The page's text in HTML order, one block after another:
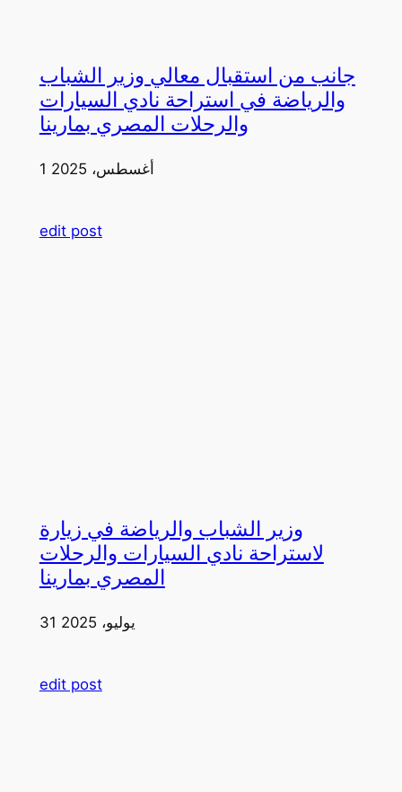
جانب من استقبال معالي وزير الشباب
والرياضة في استراحة نادي السيارات
والرحلات المصري بمارينا
1 أغسطس، 2025
edit post
وزير الشباب والرياضة في زيارة
لاستراحة نادي السيارات والرحلات
المصري بمارينا
31 يوليو، 2025
edit post